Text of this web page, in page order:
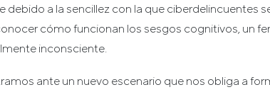
a la sencillez con la que ciberdelincuentes
cómo funcionan los sesgos cognitivos, un
inconsciente.
ante un nuevo escenario que nos obliga a